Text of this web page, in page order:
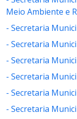
Meio Ambiente e
- Secretaria
- Secretaria
- Secretaria
- Secretaria
- Secretaria
- Secretaria